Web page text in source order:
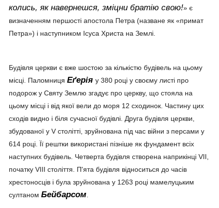
колись, як навернешся, зміцни братію свою!» є
визначенням першості апостола Петра (назване як «примат
Петра») і наступником Ісуса Христа на Землі.
Будівля церкви є вже шостою за кількістю будівель на цьому
місці. Паломниця Еґерія у 380 році у своєму листі про
подорож у Святу Землю згадує про церкву, що стояла на
цьому місці і від якої вели до моря 12 сходинок. Частину цих
сходів видно і біля сучасної будівлі. Друга будівля церкви,
збудованої у V столітті, зруйнована під час війни з персами у
614 році. Її рештки використані пізніше як фундамент всіх
наступних будівель. Четверта будівля створена наприкінці VII,
початку VIII століття. П'ята будівля відноситься до часів
хрестоносців і була зруйнована у 1263 році мамелуцьким
султаном Бейбарсом